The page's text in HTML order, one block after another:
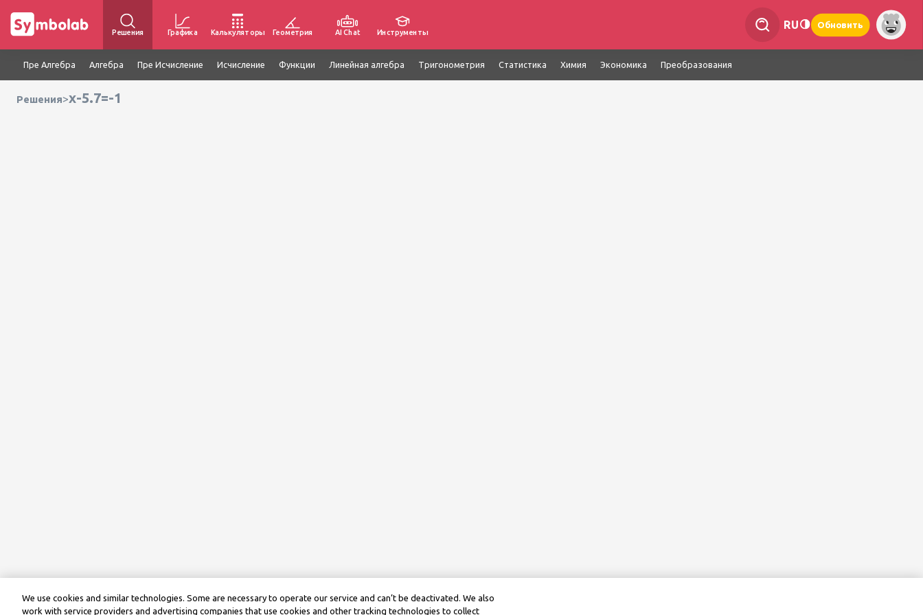
Решения Графика Калькуляторы Геометрия AI Chat Инструменты
RU Обновить
Пре Алгебра Алгебра Пре Исчисление Исчисление Функции Линейная алгебра Тригонометрия Статистика Химия Экономика Преобразования
Решения>x-5.7=-1
We use cookies and similar technologies. Some are necessary to operate our service and can’t be deactivated. We also
work with service providers and advertising companies that use cookies and other tracking technologies to collect